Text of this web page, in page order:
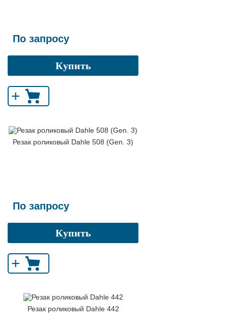
По запросу
Купить
+
Резак роликовый Dahle 508 (Gen. 3)
По запросу
Купить
+
Резак роликовый Dahle 442